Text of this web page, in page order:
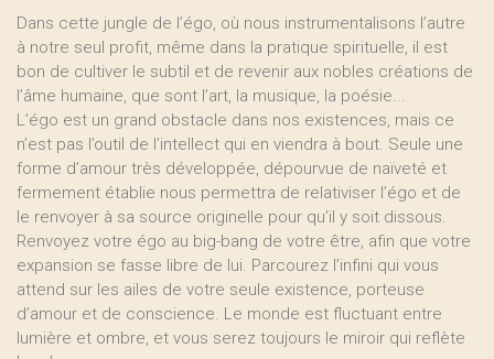
Dans cette jungle de l’égo, où nous instrumentalisons l’autre
à notre seul profit, même dans la pratique spirituelle, il est
bon de cultiver le subtil et de revenir aux nobles créations de
l’âme humaine, que sont l’art, la musique, la poésie...
L’égo est un grand obstacle dans nos existences, mais ce
n’est pas l’outil de l’intellect qui en viendra à bout. Seule une
forme d’amour très développée, dépourvue de naïveté et
fermement établie nous permettra de relativiser l’égo et de
le renvoyer à sa source originelle pour qu’il y soit dissous.
Renvoyez votre égo au big-bang de votre être, afin que votre
expansion se fasse libre de lui. Parcourez l’infini qui vous
attend sur les ailes de votre seule existence, porteuse
d’amour et de conscience. Le monde est fluctuant entre
lumière et ombre, et vous serez toujours le miroir qui reflète